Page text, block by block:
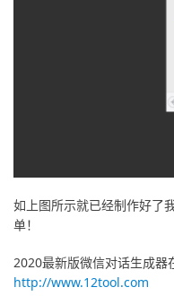
如上图所示就已经制作好了
单！
2020最新版微信对话生成器
http://www.12tool.com